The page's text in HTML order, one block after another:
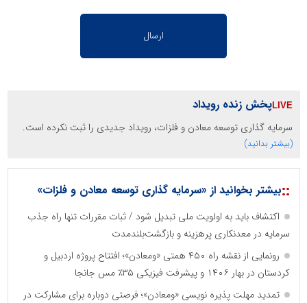
پخش زنده رویداد
سرمایه گذاری توسعه معادن و فلزات، رویداد جدیدی را ثبت نکرده است.
(بیشتر بدانید)
::بیشتر بخوانید از «سرمایه گذاری توسعه معادن و فلزات»
اکتشاف باید به اولویت ملی تبدیل شود / ثبات مقررات تنها راه جذب
سرمایه در معدنکاری پرهزینه و بازگشت‌بلندمدت
رونمایی از نقشه راه ۴۵۰ همتی «ومعادن»؛ افتتاح پروژه اردبیل و
کردستان در بهار ۱۴۰۶ و پیشرفت فیزیکی ۳۵٪ مس جانجا
تمدید مهلت پذیره نویسی «ومعادن»؛ فرصتی دوباره برای مشارکت در